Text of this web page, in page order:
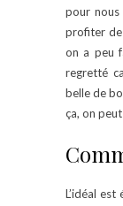
pour
profiter de
on a peu
regretté
belle de
ça, on
L’idéal